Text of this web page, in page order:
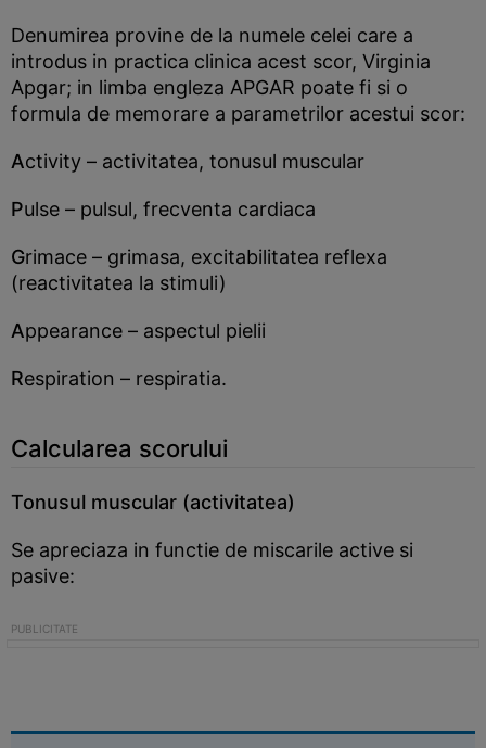
Denumirea provine de la numele celei care a
introdus in practica clinica acest scor, Virginia
Apgar; in limba engleza APGAR poate fi si o
formula de memorare a parametrilor acestui scor:
Activity – activitatea, tonusul muscular
Pulse – pulsul, frecventa cardiaca
Grimace – grimasa, excitabilitatea reflexa
(reactivitatea la stimuli)
Appearance – aspectul pielii
Respiration – respiratia.
Calcularea scorului
Tonusul muscular (activitatea)
Se apreciaza in functie de miscarile active si
pasive: